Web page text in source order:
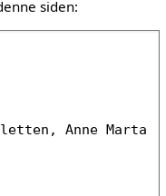
siden: